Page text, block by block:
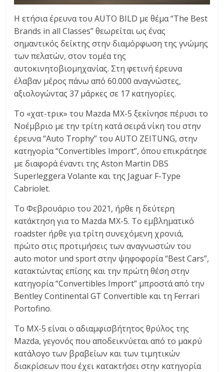
Η ετήσια έρευνα του AUTO BILD με θέμα “The Best
Brands in all Classes” θεωρείται ως ένας
σημαντικός δείκτης στην διαμόρφωση της γνώμης
των πελατών, στον τομέα της
αυτοκινητοβιομηχανίας. Στη φετινή έρευνα
έλαβαν μέρος πάνω από 60.000 αναγνώστες,
αξιολογώντας 37 μάρκες σε 17 κατηγορίες.
Το «χατ-τρικ» του Mazda MX-5 ξεκίνησε πέρυσι το
Νοέμβριο με την τρίτη κατά σειρά νίκη του στην
έρευνα “Auto Trophy” του AUTO ZEITUNG, στην
κατηγορία “Convertibles Import”, όπου επικράτησε
με διαφορά έναντι της Aston Martin DBS
Superleggera Volante και της Jaguar F-Type
Cabriolet.
Το Φεβρουάριο του 2021, ήρθε η δεύτερη
κατάκτηση για το Mazda MX-5. Το εμβληματικό
roadster ήρθε για τρίτη συνεχόμενη χρονιά,
πρώτο στις προτιμήσεις των αναγνωστών του
auto motor und sport στην ψηφοφορία “Best Cars”,
κατακτώντας επίσης και την πρώτη θέση στην
κατηγορία “Convertibles Import” μπροστά από την
Bentley Continental GT Convertible και τη Ferrari
Portofino.
Το MX-5 είναι ο αδιαμφισβήτητος θρύλος της
Mazda, γεγονός που αποδεικνύεται από το μακρύ
κατάλογο των βραβείων και των τιμητικών
διακρίσεων που έχει κατακτήσει στην κατηγορία